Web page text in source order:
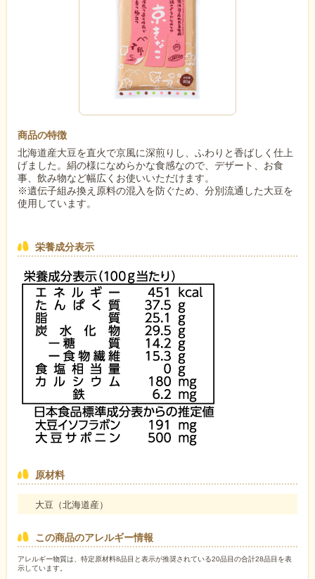
商品の特徴
北海道産大豆を直火で京風に深煎りし、ふわりと香ばしく仕上
げました。絹の様になめらかな食感なので、デザート、お食
事、飲み物など幅広くお使いいただけます。
※遺伝子組み換え原料の混入を防ぐため、分別流通した大豆を
使用しています。
栄養成分表示
原材料
大豆（北海道産）
この商品のアレルギー情報
アレルギー物質は、特定原材料8品目と表示が推奨されている20品目の合計28品目を表
示しています。